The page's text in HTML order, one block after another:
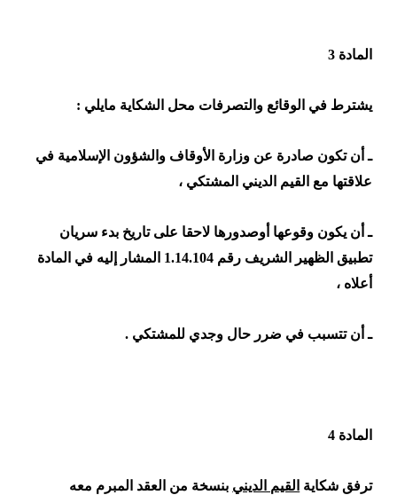
المادة 3
يشترط في الوقائع والتصرفات محل الشكاية مايلي :
ـ أن تكون صادرة عن وزارة الأوقاف والشؤون الإسلامية في
علاقتها مع القيم الديني المشتكي ،
ـ أن يكون وقوعها أوصدورها لاحقا على تاريخ بدء سريان
تطبيق الظهير الشريف رقم 1.14.104 المشار إليه في المادة
أعلاه ،
ـ أن تتسبب في ضرر حال وجدي للمشتكي .
المادة 4
ترفق شكاية القيم الديني بنسخة من العقد المبرم معه